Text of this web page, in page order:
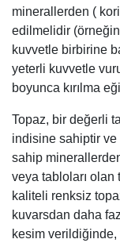
minerallerden (
edilmelidir
kuvvetle birbirine
yeterli kuvvetle
boyunca kırılma
Topaz, bir değerli
indisine sahiptir ve
sahip
veya tabloları
kaliteli renksiz
kuvarsdan daha
kesim